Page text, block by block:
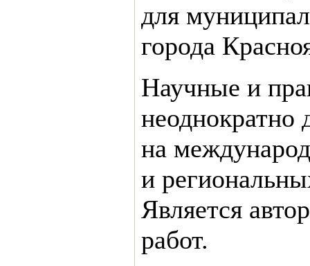
для
города
Научные и
неоднократно
на
и
Является
работ.